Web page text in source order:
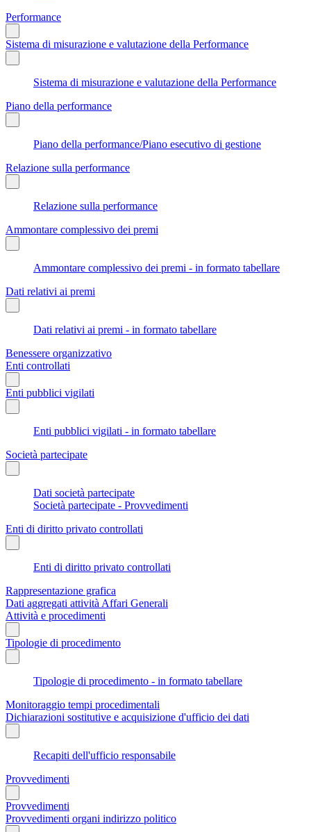
Performance
Sistema di misurazione e valutazione della Performance
Sistema di misurazione e valutazione della Performance
Piano della performance
Piano della performance/Piano esecutivo di gestione
Relazione sulla performance
Relazione sulla performance
Ammontare complessivo dei premi
Ammontare complessivo dei premi - in formato tabellare
Dati relativi ai premi
Dati relativi ai premi - in formato tabellare
Benessere organizzativo
Enti controllati
Enti pubblici vigilati
Enti pubblici vigilati - in formato tabellare
Società partecipate
Dati società partecipate
Società partecipate - Provvedimenti
Enti di diritto privato controllati
Enti di diritto privato controllati
Rappresentazione grafica
Dati aggregati attività Affari Generali
Attività e procedimenti
Tipologie di procedimento
Tipologie di procedimento - in formato tabellare
Monitoraggio tempi procedimentali
Dichiarazioni sostitutive e acquisizione d'ufficio dei dati
Recapiti dell'ufficio responsabile
Provvedimenti
Provvedimenti
Provvedimenti organi indirizzo politico